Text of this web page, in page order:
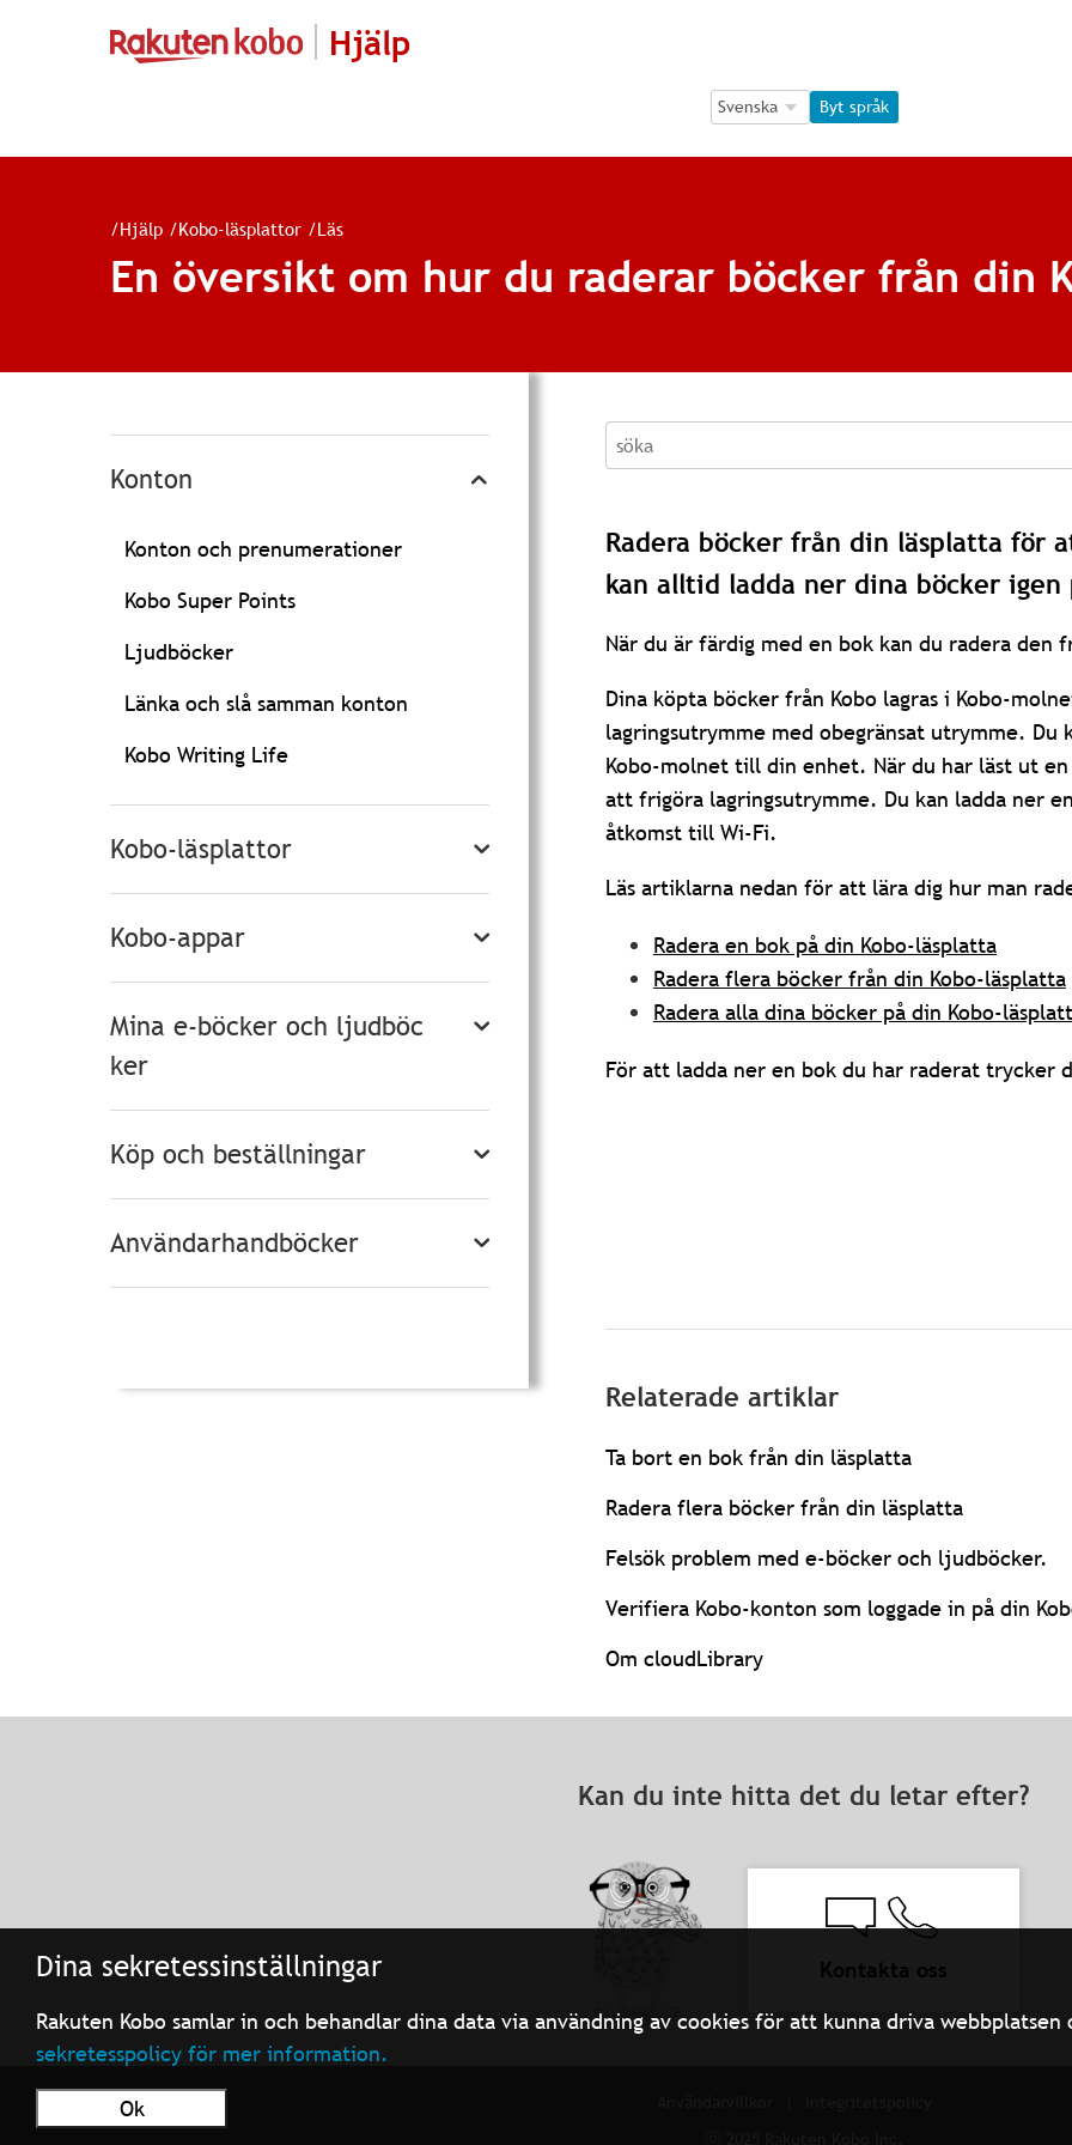
Dina sekretessinställningar
Rakuten Kobo samlar in och behandlar dina data via användning av cookies för att kunna driva
sekretesspolicy för mer information.
Ok
Hjälp
Language Selection
Language Selection
Byt språk
/Hjälp /Kobo-läsplattor /Läs
En översikt om hur du raderar böcker från din
Konton
Konton och prenumerationer
Kobo Super Points
Ljudböcker
Länka och slå samman konton
Kobo Writing Life
Kobo-läsplattor
Kobo-appar
Mina e-böcker och ljudböc
ker
Köp och beställningar
Användarhandböcker
söka
Radera böcker från din läsplatta för
kan alltid ladda ner dina böcker igen
När du är färdig med en bok kan du radera den
Dina köpta böcker från Kobo lagras i Kobo-
lagringsutrymme med obegränsat utrymme.
Kobo-molnet till din enhet. När du har läst ut
att frigöra lagringsutrymme. Du kan ladda ner
åtkomst till Wi-Fi.
Läs artiklarna nedan för att lära dig hur man
Radera en bok på din Kobo-läsplatta
Radera flera böcker från din Kobo-läsplatta
Radera alla dina böcker på din Kobo-
För att ladda ner en bok du har raderat trycker
Relaterade artiklar
Ta bort en bok från din läsplatta
Radera flera böcker från din läsplatta
Felsök problem med e-böcker och ljudböcker.
Verifiera Kobo-konton som loggade in på din
Om cloudLibrary
Kan du inte hitta det du letar efter?
Kontakta oss